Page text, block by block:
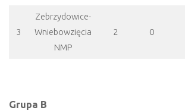
3
Zebrzydowice-
Wniebowzięcia
NMP
2 0
Grupa B